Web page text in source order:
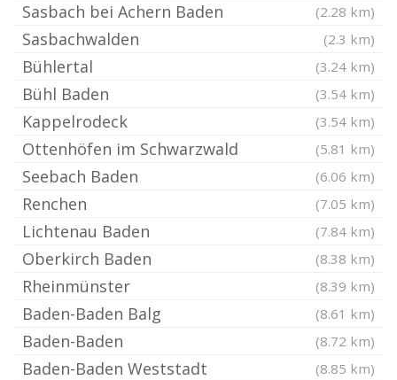
Sasbach bei Achern Baden (2.28 km)
Sasbachwalden (2.3 km)
Bühlertal (3.24 km)
Bühl Baden (3.54 km)
Kappelrodeck (3.54 km)
Ottenhöfen im Schwarzwald (5.81 km)
Seebach Baden (6.06 km)
Renchen (7.05 km)
Lichtenau Baden (7.84 km)
Oberkirch Baden (8.38 km)
Rheinmünster (8.39 km)
Baden-Baden Balg (8.61 km)
Baden-Baden (8.72 km)
Baden-Baden Weststadt (8.85 km)